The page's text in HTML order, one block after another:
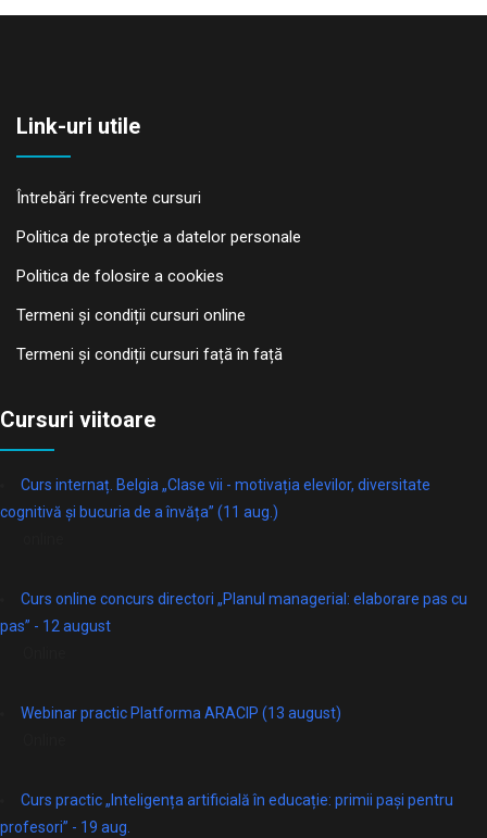
Link-uri utile
Întrebări frecvente cursuri
Politica de protecţie a datelor personale
Politica de folosire a cookies
Termeni și condiții cursuri online
Termeni și condiții cursuri față în față
Cursuri viitoare
Curs internaț. Belgia „Clase vii - motivația elevilor, diversitate
cognitivă și bucuria de a învăța” (11 aug.)
Curs online concurs directori „Planul managerial: elaborare pas cu
pas” - 12 august
Webinar practic Platforma ARACIP (13 august)
Curs practic „Inteligența artificială în educație: primii pași pentru
profesori” - 19 aug.